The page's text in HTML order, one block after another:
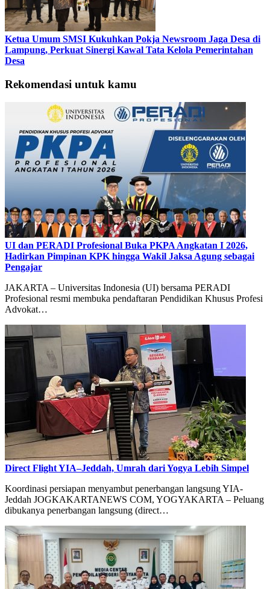
Ketua Umum SMSI Kukuhkan Pokja Newsroom Jaga Desa di
Lampung, Perkuat Sinergi Kawal Tata Kelola Pemerintahan
Desa
Rekomendasi untuk kamu
UI dan PERADI Profesional Buka PKPA Angkatan I 2026,
Hadirkan Pimpinan KPK hingga Wakil Jaksa Agung sebagai
Pengajar
JAKARTA – Universitas Indonesia (UI) bersama PERADI
Profesional resmi membuka pendaftaran Pendidikan Khusus Profesi
Advokat…
Direct Flight YIA–Jeddah, Umrah dari Yogya Lebih Simpel
Koordinasi persiapan menyambut penerbangan langsung YIA-
Jeddah JOGKAKARTANEWS COM, YOGYAKARTA – Peluang
dibukanya penerbangan langsung (direct…